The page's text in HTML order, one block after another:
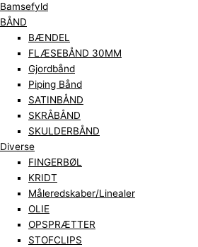
Bamsefyld
BÅND
BÆNDEL
FLÆSEBÅND 30MM
Gjordbånd
Piping Bånd
SATINBÅND
SKRÅBÅND
SKULDERBÅND
Diverse
FINGERBØL
KRIDT
Måleredskaber/Linealer
OLIE
OPSPRÆTTER
STOFCLIPS